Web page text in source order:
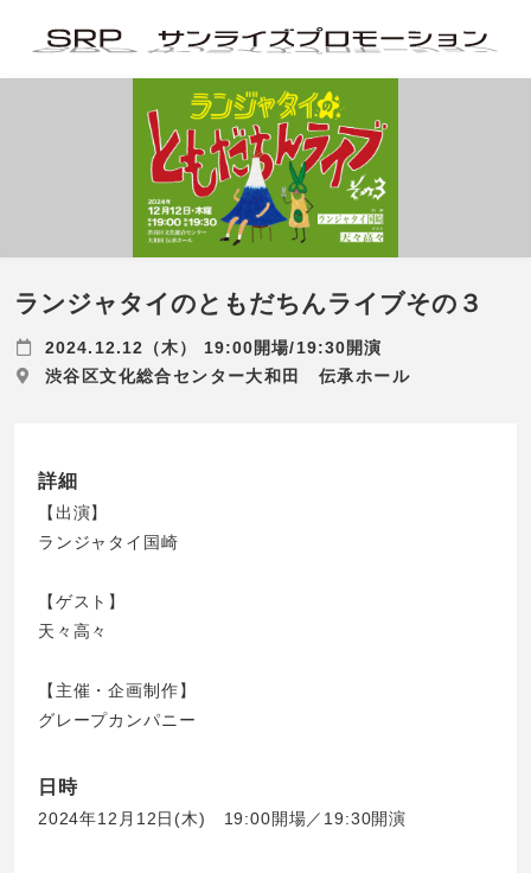
ランジャタイのともだちんライブその３
2024.12.12（木） 19:00開場/19:30開演
渋谷区文化総合センター大和田 伝承ホール
詳細
【出演】
ランジャタイ国崎
【ゲスト】
天々高々
【主催・企画制作】
グレープカンパニー
日時
2024年12月12日(木) 19:00開場／19:30開演